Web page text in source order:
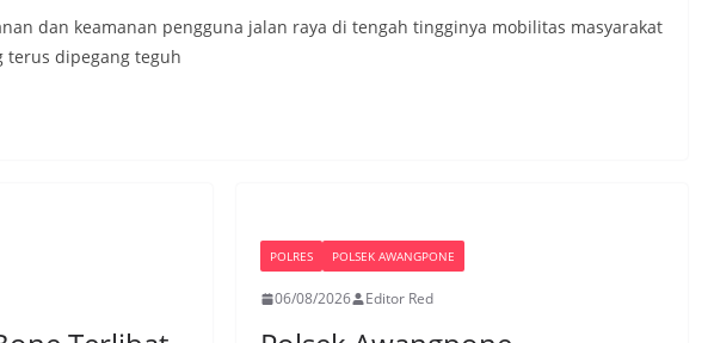
dan keamanan pengguna jalan raya di tengah tingginya mobilitas masyarakat
terus dipegang teguh
POLRES POLSEK AWANGPONE
06/08/2026 Editor Red